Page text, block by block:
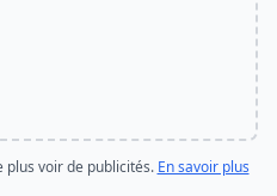
plus voir de publicités. En savoir plus